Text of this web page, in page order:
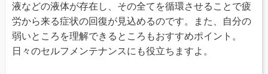
液などの液体が存在し、その全てを循環させることで疲
労から来る症状の回復が見込めるのです。また、自分の
弱いところを理解できるところもおすすめポイント。
日々のセルフメンテナンスにも役立ちますよ。